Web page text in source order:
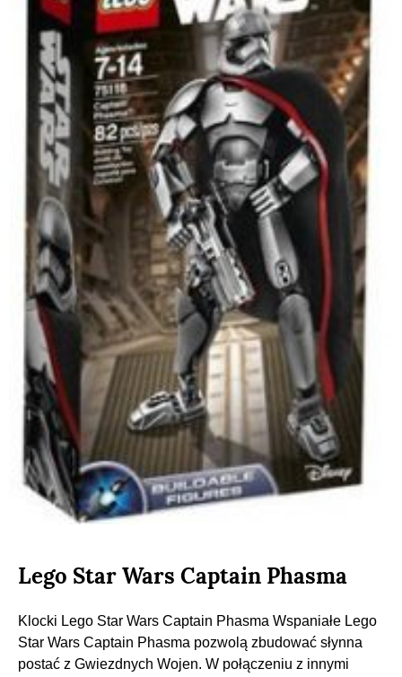
Lego Star Wars Captain Phasma
Klocki Lego Star Wars Captain Phasma Wspaniałe Lego
Star Wars Captain Phasma pozwolą zbudować słynna
postać z Gwiezdnych Wojen. W połączeniu z innymi